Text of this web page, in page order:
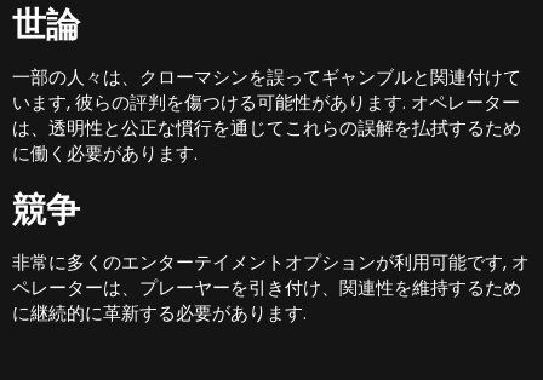
世論
一部の人々は、クローマシンを誤ってギャンブルと関連付けて
います, 彼らの評判を傷つける可能性があります. オペレーター
は、透明性と公正な慣行を通じてこれらの誤解を払拭するため
に働く必要があります.
競争
非常に多くのエンターテイメントオプションが利用可能です, オ
ペレーターは、プレーヤーを引き付け、関連性を維持するため
に継続的に革新する必要があります.